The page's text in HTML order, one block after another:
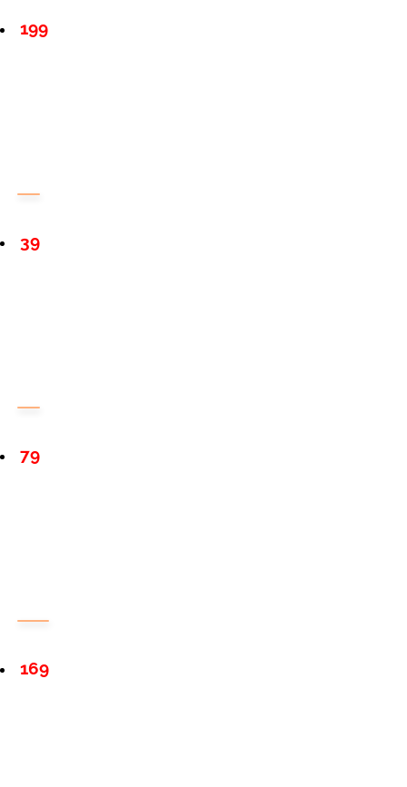
199
39
79
169